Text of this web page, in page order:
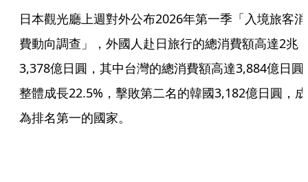
日本觀光廳上週對外公布2026年第一季「入境旅客消
費動向調查」，外國人赴日旅行的總消費額高達2兆
3,378億日圓，其中台灣的總消費額高達3,884億日圓
整體成長22.5%，擊敗第二名的韓國3,182億日圓，成
為排名第一的國家。